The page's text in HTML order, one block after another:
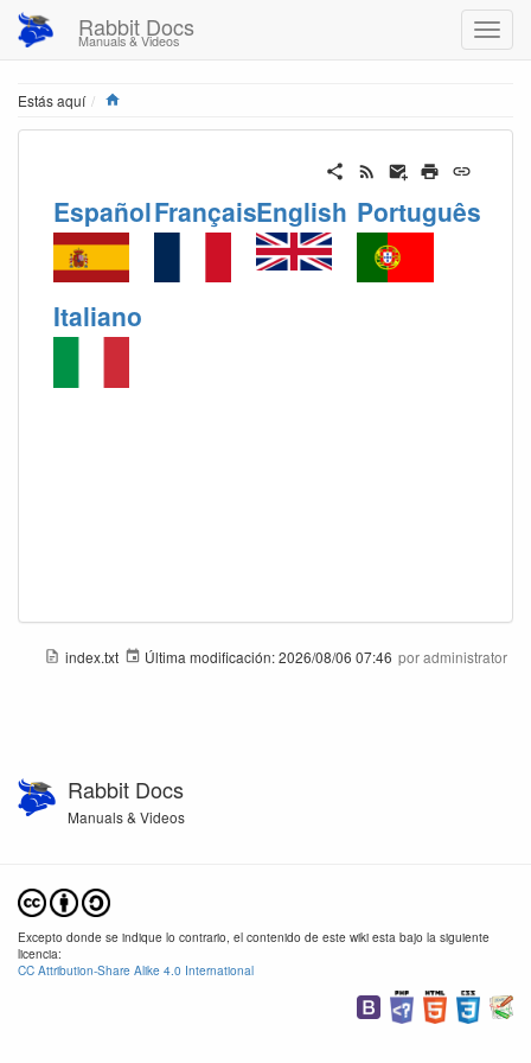
Rabbit Docs
Manuals & Videos
Estás aquí
EspañolFrançaisEnglish Português
Italiano
index.txt Última modificación:2026/08/06 07:46 poradministrator
Rabbit Docs
Manuals & Videos
Excepto donde se indique lo contrario, el contenido de este wiki esta bajo la siguiente
licencia:
CC Attribution-Share Alike 4.0 International